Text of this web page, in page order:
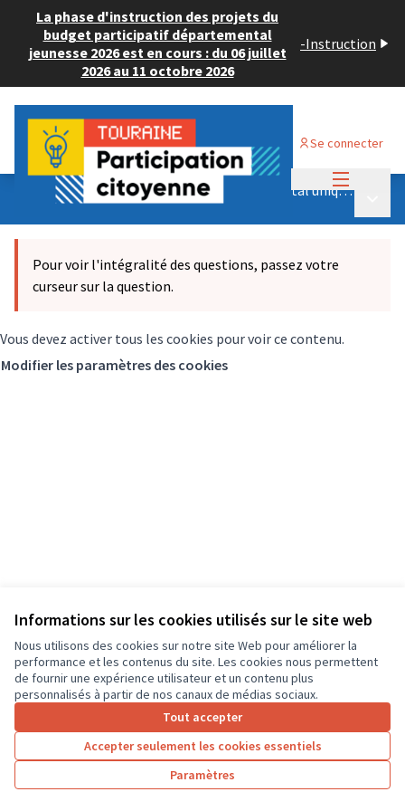
Informations sur les cookies utilisés sur le site web
Nous utilisons des cookies sur notre site Web pour améliorer la
performance et les contenus du site. Les cookies nous permettent
de fournir une expérience utilisateur et un contenu plus
personnalisés à partir de nos canaux de médias sociaux.
Tout accepter
Accepter seulement les cookies essentiels
Paramètres
La phase d'instruction des projets du
budget participatif départemental
jeunesse 2026 est en cours : du 06 juillet
2026 au 11 octobre 2026
-Instruction
Se connecter
Consultation citoyenne schéma départemental unique des solidarités
Résultats de la consultation
Pour voir l'intégralité des questions, passez votre
curseur sur la question.
Vous devez activer tous les cookies pour voir ce contenu.
Modifier les paramètres des cookies
Conditions d'utilisation
Paramètres des cookies
CD37 sur X
(Lien externe)
CD37 sur Facebook
CD37 sur Instagram
CD37 sur YouTube
(Lien externe)
Site réalisé grâce aulogiciel libre Decidim .
Licence
(Lien